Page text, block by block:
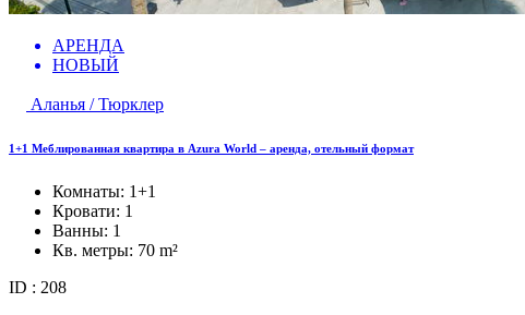
АРЕНДА
НОВЫЙ
Аланья / Тюрклер
1+1 Меблированная квартира в Azura World – аренда, отельный формат
Комнаты: 1+1
Кровати: 1
Ванны: 1
Кв. метры: 70 m²
ID : 208